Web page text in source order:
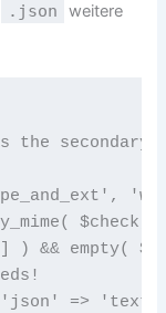
.json
weitere
) && empty(
=> 'text/